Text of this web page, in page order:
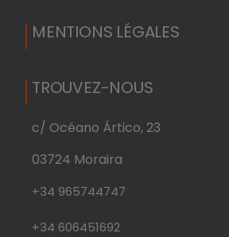
MENTIONS LÉGALES
TROUVEZ-NOUS
c/ Océano Ártico, 23
03724 Moraira
+34 965744747
+34 606451692